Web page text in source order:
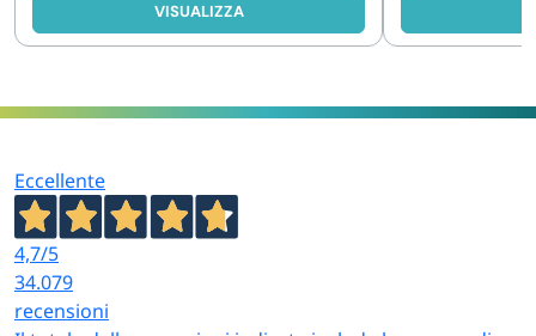
VISUALIZZA
Eccellente
4,7/5
34.079
recensioni